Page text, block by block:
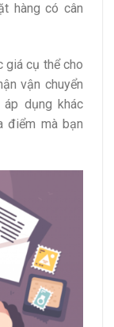
hàng có cân
giá cụ thể cho
vận chuyển
dụng khác
điểm mà bạn